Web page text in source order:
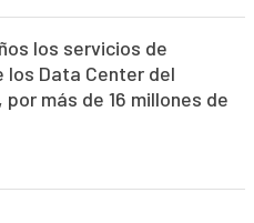
los servicios de
Data Center del
más de 16 millones de